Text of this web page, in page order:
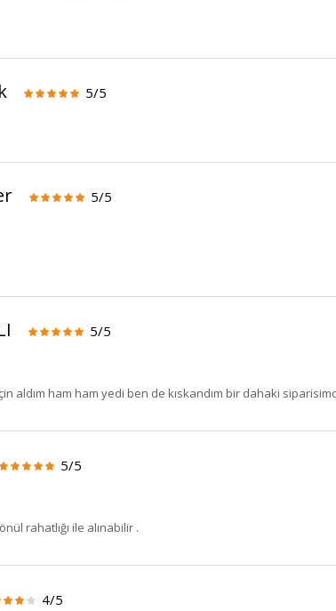
5/5
5/5
5/5
aldım ham ham yedi ben de kıskandım bir dahaki
5/5
rahatlığı ile alınabilir .
4/5